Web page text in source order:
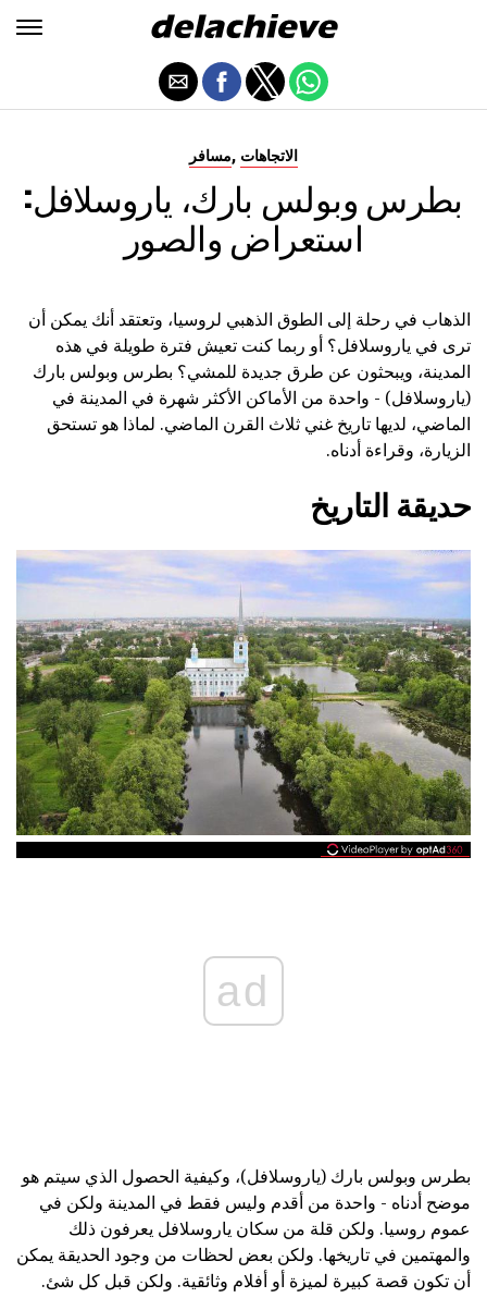
مسافر, الاتجاهات
بطرس وبولس بارك، ياروسلافل:
استعراض والصور
الذهاب في رحلة إلى الطوق الذهبي لروسيا، وتعتقد أنك يمكن أن
ترى في ياروسلافل؟ أو ربما كنت تعيش فترة طويلة في هذه
المدينة، ويبحثون عن طرق جديدة للمشي؟ بطرس وبولس بارك
(ياروسلافل) - واحدة من الأماكن الأكثر شهرة في المدينة في
الماضي، لديها تاريخ غني ثلاث القرن الماضي. لماذا هو تستحق
الزيارة، وقراءة أدناه.
حديقة التاريخ
ad
بطرس وبولس بارك (ياروسلافل)، وكيفية الحصول الذي سيتم هو
موضح أدناه - واحدة من أقدم وليس فقط في المدينة ولكن في
عموم روسيا. ولكن قلة من سكان ياروسلافل يعرفون ذلك
والمهتمين في تاريخها. ولكن بعض لحظات من وجود الحديقة يمكن
أن تكون قصة كبيرة لميزة أو أفلام وثائقية. ولكن قبل كل شئ.